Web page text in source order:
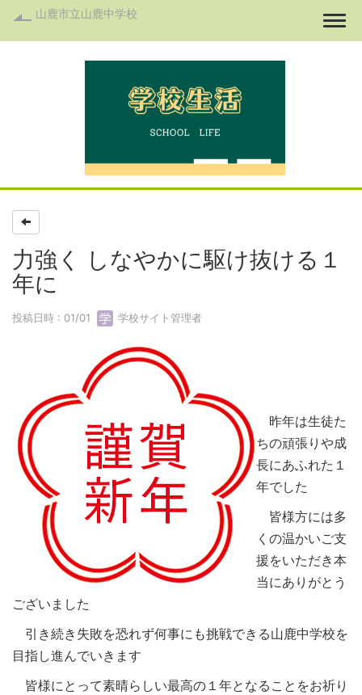
山鹿市立山鹿中学校
力強く しなやかに駆け抜ける１
年に
投稿日時 : 01/01 学校サイト管理者
昨年は生徒た
ちの頑張りや成
長にあふれた１
年でした
皆様方には多
くの温かいご支
援をいただき本
当にありがとう
ございました
引き続き失敗を恐れず何事にも挑戦できる山鹿中学校を
目指し進んでいきます
皆様にとって素晴らしい最高の１年となることをお祈り